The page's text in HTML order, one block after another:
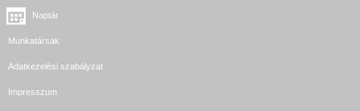
Naptár
Munkatársak
Adatkezelési szabályzat
Impresszum